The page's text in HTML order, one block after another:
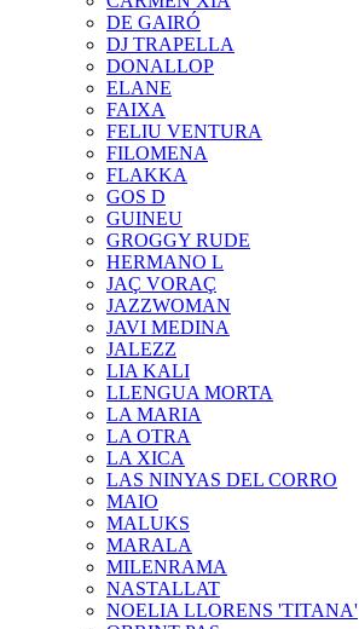
DE GAIRÓ
DJ TRAPELLA
DONALLOP
ELANE
FAIXA
FELIU VENTURA
FILOMENA
FLAKKA
GOS D
GUINEU
GROGGY RUDE
HERMANO L
JAÇ VORAÇ
JAZZWOMAN
JAVI MEDINA
JALEZZ
LIA KALI
LLENGUA MORTA
LA MARIA
LA OTRA
LA XICA
LAS NINYAS DEL CORRO
MAIO
MALUKS
MARALA
MILENRAMA
NASTALLAT
NOELIA LLORENS 'TITANA'